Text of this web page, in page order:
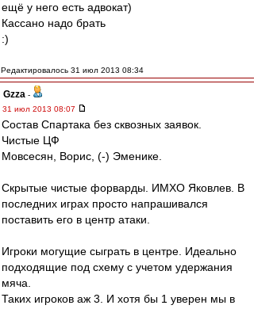
ещё у него есть адвокат)
Кассано надо брать
:)
Редактировалось 31 июл 2013 08:34
Gzza -
31 июл 2013 08:07
Состав Спартака без сквозных заявок.
Чистые ЦФ
Мовсесян, Ворис, (-) Эменике.
Скрытые чистые форварды. ИМХО Яковлев. В
последних играх просто напрашивался
поставить его в центр атаки.
Игроки могущие сыграть в центре. Идеально
подходящие под схему с учетом удержания
мяча.
Таких игроков аж 3. И хотя бы 1 уверен мы в